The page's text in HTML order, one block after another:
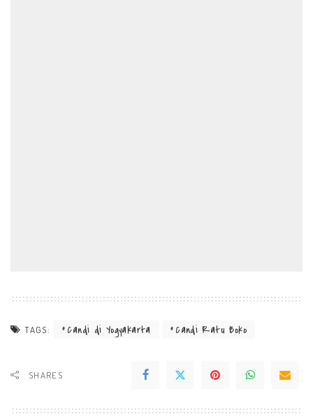
TAGS: Candi di Yogyakarta Candi Ratu Boko
SHARES